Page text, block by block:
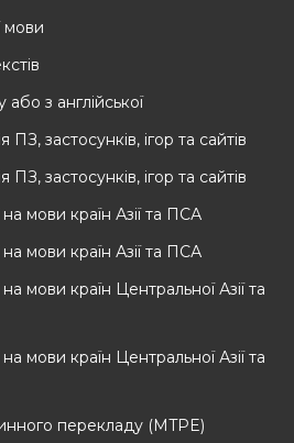
мови
з англійської
ПЗ, застосунків, ігор та сайтів
ПЗ, застосунків, ігор та сайтів
мови країн Азії та ПСА
мови країн Азії та ПСА
мови країн Центральної Азії та
мови країн Центральної Азії та
перекладу (MTPE)